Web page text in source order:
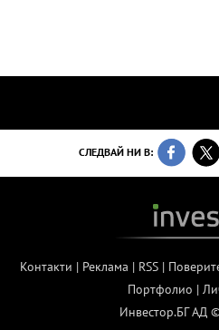
СЛЕДВАЙ НИ В:
Контакти | Реклама | RSS|
Портфолио |
Инвестор.БГ АД